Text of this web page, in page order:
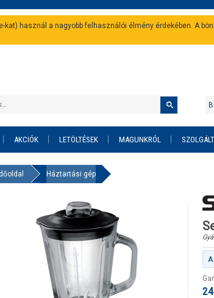
használ a nagyobb felhasználói élmény érdekében. A
AKCIÓK LETÖLTÉSEK MAGUNKRÓL
Háztartási gép